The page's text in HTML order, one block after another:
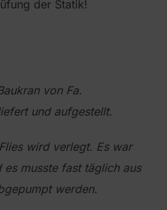
der Statik!
von Fa.
und aufgestellt.
wird verlegt. Es war
musste fast täglich aus
werden.